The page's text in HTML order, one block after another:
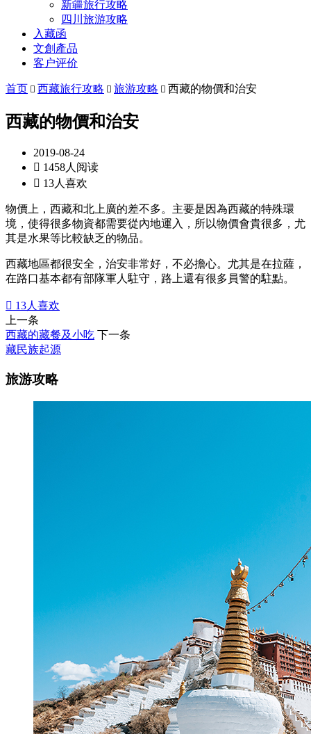
新疆旅行攻略
四川旅游攻略
入藏函
文創產品
客户评价
首页  西藏旅行攻略  旅游攻略  西藏的物價和治安
西藏的物價和治安
2019-08-24
 1458人阅读
 13人喜欢
物價上，西藏和北上廣的差不多。主要是因為西藏的特殊環
境，使得很多物資都需要從內地運入，所以物價會貴很多，尤
其是水果等比較缺乏的物品。
西藏地區都很安全，治安非常好，不必擔心。尤其是在拉薩，
在路口基本都有部隊軍人駐守，路上還有很多員警的駐點。
 13人喜欢
上一条
西藏的藏餐及小吃 下一条
藏民族起源
旅游攻略